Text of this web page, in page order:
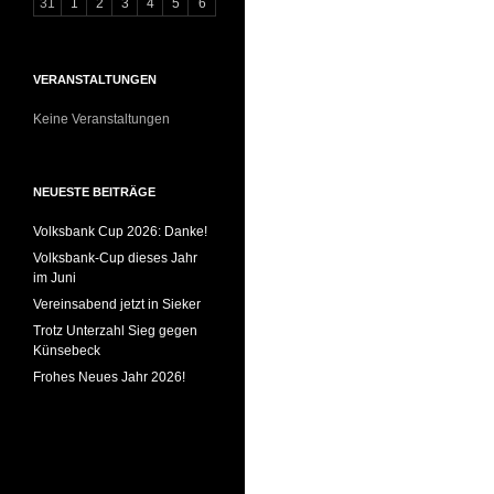
VERANSTALTUNGEN
Keine Veranstaltungen
NEUESTE BEITRÄGE
Volksbank Cup 2026: Danke!
Volksbank-Cup dieses Jahr
im Juni
Vereinsabend jetzt in Sieker
Trotz Unterzahl Sieg gegen
Künsebeck
Frohes Neues Jahr 2026!